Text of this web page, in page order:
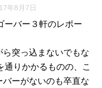
年8月7日
ーバー３軒のレポー
突っ込まないでもな
りかかるものの、こ
ーがないのも卒直な